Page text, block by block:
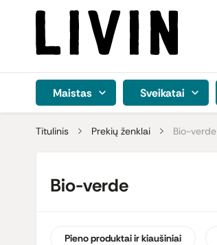
Maistas Sveikatai
Titulinis Prekių ženklai Bio-verde
Bio-verde
Pieno produktai ir kiaušiniai